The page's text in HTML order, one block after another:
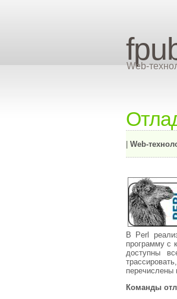
Web-
Web-
В Perl
программу с
доступны
перечислены
Команды